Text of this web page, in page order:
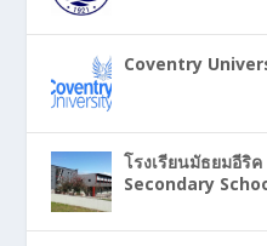
Coventry
โรงเรียนมัธยมอีริ
Secondary